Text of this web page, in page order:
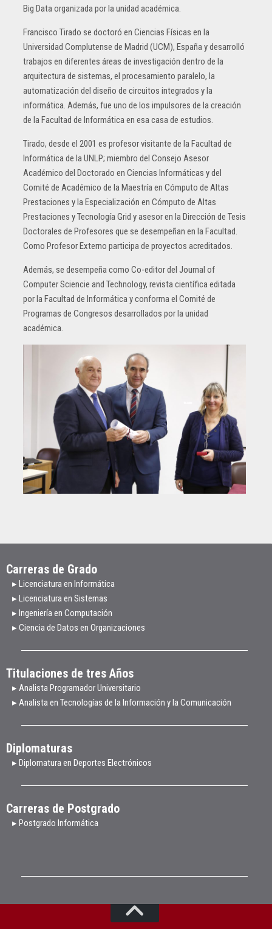
Big Data organizada por la unidad académica.
Francisco Tirado se doctoró en Ciencias Físicas en la
Universidad Complutense de Madrid (UCM), España y desarrolló
trabajos en diferentes áreas de investigación dentro de la
arquitectura de sistemas, el procesamiento paralelo, la
automatización del diseño de circuitos integrados y la
informática. Además, fue uno de los impulsores de la creación
de la Facultad de Informática en esa casa de estudios.
Tirado, desde el 2001 es profesor visitante de la Facultad de
Informática de la UNLP; miembro del Consejo Asesor
Académico del Doctorado en Ciencias Informáticas y del
Comité de Académico de la Maestría en Cómputo de Altas
Prestaciones y la Especialización en Cómputo de Altas
Prestaciones y Tecnología Grid y asesor en la Dirección de Tesis
Doctorales de Profesores que se desempeñan en la Facultad.
Como Profesor Externo participa de proyectos acreditados.
Además, se desempeña como Co-editor del Journal of
Computer Sciencie and Technology, revista científica editada
por la Facultad de Informática y conforma el Comité de
Programas de Congresos desarrollados por la unidad
académica.
Carreras de Grado
▸ Licenciatura en Informática
▸ Licenciatura en Sistemas
▸ Ingeniería en Computación
▸ Ciencia de Datos en Organizaciones
Titulaciones de tres Años
▸ Analista Programador Universitario
▸ Analista en Tecnologías de la Información y la Comunicación
Diplomaturas
▸ Diplomatura en Deportes Electrónicos
Carreras de Postgrado
▸ Postgrado Informática